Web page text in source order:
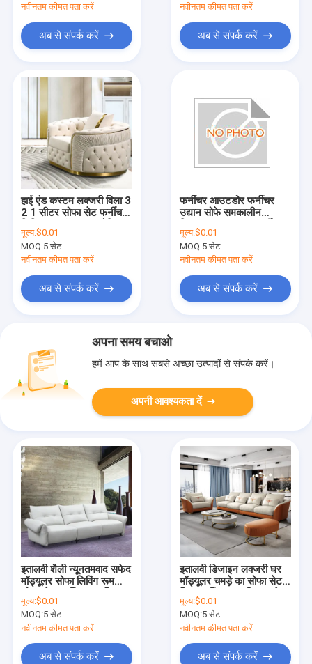
नवीनतम कीमत पता करें
अब से संपर्क करें
नवीनतम कीमत पता करें
अब से संपर्क करें
हाई एंड कस्टम लक्जरी विला 3
2 1 सीटर सोफा सेट फर्नीचर
मॉडर्न डिज़ाइन फैब्रिक
सेक्शनल सोफा
मूल्य:$0.01
MOQ:5 सेट
नवीनतम कीमत पता करें
अब से संपर्क करें
फर्नीचर आउटडोर फर्नीचर
उद्यान सोफे समकालीन
सोफा सेट लिविंग रूम गरीब
विला होटल आधुनिक लक्जरी
घर अनुभागीय आउटडोर सोफा
मूल्य:$0.01
MOQ:5 सेट
नवीनतम कीमत पता करें
अब से संपर्क करें
अपना समय बचाओ
हमें आप के साथ सबसे अच्छा उत्पादों से संपर्क करें।
अपनी आवश्यकता दें
इतालवी शैली न्यूनतमवाद सफेद
मॉड्यूलर सोफा लिविंग रूम
लक्जरी घर लाउंज अनुभागीय
चमड़े का सोफा
मूल्य:$0.01
MOQ:5 सेट
नवीनतम कीमत पता करें
अब से संपर्क करें
इतालवी डिजाइन लक्जरी घर
मॉड्यूलर चमड़े का सोफा सेट
बड़ा लिविंग रूम अनुभागीय
सोफा
मूल्य:$0.01
MOQ:5 सेट
नवीनतम कीमत पता करें
अब से संपर्क करें